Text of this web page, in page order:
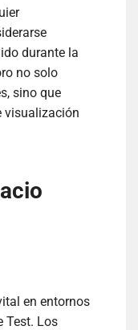
durante la
no solo
sino que
visualización
en entornos
Test. Los